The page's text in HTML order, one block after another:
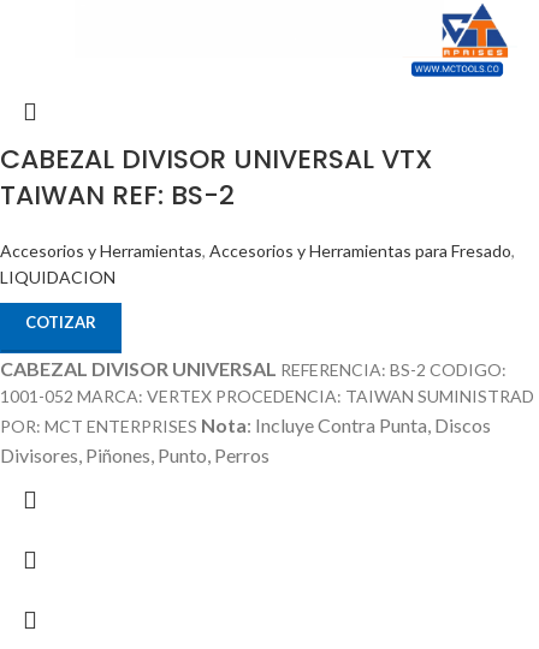
CABEZAL DIVISOR UNIVERSAL VTX
TAIWAN REF: BS-2
Accesorios y Herramientas, Accesorios y Herramientas para Fresado,
LIQUIDACION
COTIZAR
CABEZAL DIVISOR UNIVERSAL REFERENCIA: BS-2 CODIGO:
1001-052 MARCA: VERTEX PROCEDENCIA: TAIWAN SUMINISTRAD
POR: MCT ENTERPRISES Nota: Incluye Contra Punta, Discos
Divisores, Piñones, Punto, Perros